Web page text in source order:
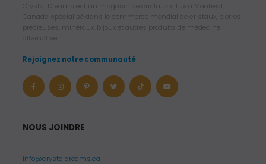
Crystal Dreams est un magasin de cristaux situé à Montréal,
Canada spécialisé dans le commerce mondial de cristaux, pierres
précieuses, minéraux, bijoux et autres produits de médecine
alternative.
Rejoignez notre communauté
NOUS JOINDRE
info@crystaldreams.ca